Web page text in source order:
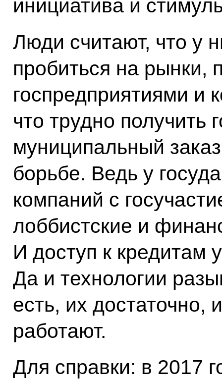
инициатива и
Люди считают, что у
пробиться на рынки,
госпредприятиями и
что трудно получить
муниципальный
борьбе. Ведь у
компаний с
лоббистские и
И доступ к кредитам
Да и технологии
есть, их достаточно,
работают.
Для справки: в 2017